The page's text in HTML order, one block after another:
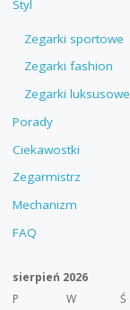
Styl
Zegarki sportowe
Zegarki fashion
Zegarki luksusowe
Porady
Ciekawostki
Zegarmistrz
Mechanizm
FAQ
sierpień 2026
P
W Ś